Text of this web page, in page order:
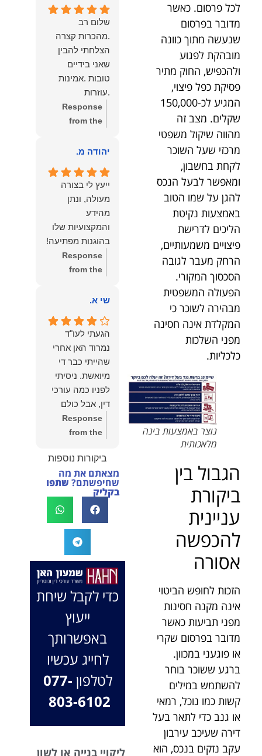
לכל פרסום. כאשר
מדובר בפרסום
שנעשה מתוך כוונה
מובהקת לפגוע
ולהכפיש, החוק מתיר
פסיקת כפל פיצוי,
המגיע לכ-150,000
שקלים. מצב זה
מהווה שיקול משפטי
מרכזי שעל השוכר
לקחת בחשבון,
ומאפשר לבעל הנכס
להגן על שמו הטוב
באמצעות נקיטת
הליכים לדרישת
פיצויים משמעותיים,
הרחק מעבר לגובה
הסכסוך המקורי.
הפעולה המשפטית
מבהירה לשוכר כי
המקלדת אינה חסינה
מפני השלכות
כלכליות.
נוצר באמצעות בינה
מלאכותית
הגבול בין
ביקורת
עניינית
להכפשה
אסורה
הזכות לחופש הביטוי
אינה מקנה חסינות
מפני תביעות כאשר
מדובר בפרסום שקרי
או פוגעני במכוון.
ברגע ששוכר בוחר
להשתמש במילים
קשות כמו נוכל, רמאי
או גנב כדי לתאר בעל
דירה שעיכב עירבון
עקב נזקים בנכס, הוא
שמחפש עורך דין
מקצועי, אמין
ומסור.
שלום רב
.מהכרות קצרה
הצלחתי להבין
שאני בידיים
טובות .אמינות
.עוזרות
.ומקשיבות .אין לי
מילים להודות
העוצמות
.והצגת אמת
.תודה לכם תמיד
תשאירו לי אור
בעניים .
Response
from the
רבה על המילים
והחמות! כיף
גדול לשמוע
שהרגשת בידיים
טובות. בשביל
הצוות שלנו זה
שווה את הכל.
נשמח תמיד
לעמוד לרשותך!
משרד עורכי דין
ונוטריון
יהודה מ.
ייעץ לי בצורה
מעולה, ונתן
מהידע
והמקצועיות שלו
בהוגנות מפתיעה!
Response
from the
יהודה, תודה
שמחנו מאוד
לשמוע שהייעוץ
עזר לך ושהיית
מרוצה.
מבחינתנו הוגנות
ומקצועיות הן
מעל הכל. נשמח
תמיד לעמוד
לרשותך בהמשך
שי א.
הגעתי לעו"ד
נמרוד האן אחרי
שהייתי כבר די
מיואשת. ניסיתי
לפניו כמה עורכי
דין, אבל כולם
נרתעו כי היה
מדובר בנושא
וסירבו לקחת
אותו.לאחר
שסיפרתי בקצרה
המקרה, הוא
החליט לייצג אותי
בלי לחשוב
פעמיים, הקשיב
לי ולקח את התיק
שלי פרו בונו מכל
הלב.
Response
from the
רבה על המילים
החמות ועל
האמון. שמחנו
לעמוד לצידך,
במיוחד בתיק לא
פשוט, ומאחלים
לך המון הצלחה
בהמשך. תמיד
כאן בשבילך.
בברכה, משרד
עו"ד שמעון האן
ונוטריון
ביקורות נוספות
מצאתם את מה
שחיפשתם? שתפו
בקליק
כדי לקבל שיחת
ייעוץ
באפשרותך
לחייג עכשיו
לטלפון 077-
803-6102
ליקויי בנייה או לשון